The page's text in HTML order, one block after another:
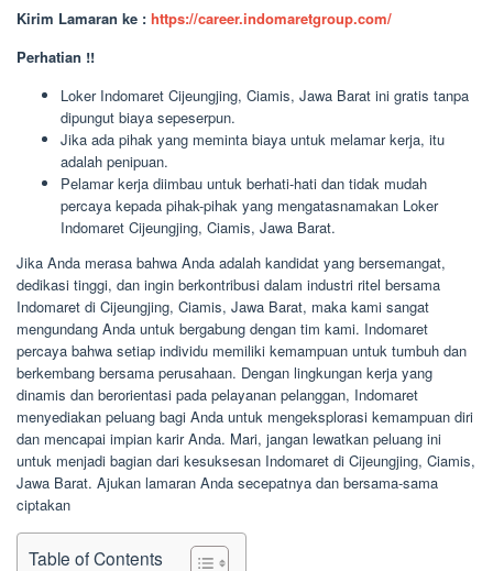
Kirim Lamaran ke : https://career.indomaretgroup.com/
Perhatian !!
Loker Indomaret Cijeungjing, Ciamis, Jawa Barat ini gratis tanpa
dipungut biaya sepeserpun.
Jika ada pihak yang meminta biaya untuk melamar kerja, itu
adalah penipuan.
Pelamar kerja diimbau untuk berhati-hati dan tidak mudah
percaya kepada pihak-pihak yang mengatasnamakan Loker
Indomaret Cijeungjing, Ciamis, Jawa Barat.
Jika Anda merasa bahwa Anda adalah kandidat yang bersemangat,
dedikasi tinggi, dan ingin berkontribusi dalam industri ritel bersama
Indomaret di Cijeungjing, Ciamis, Jawa Barat, maka kami sangat
mengundang Anda untuk bergabung dengan tim kami. Indomaret
percaya bahwa setiap individu memiliki kemampuan untuk tumbuh dan
berkembang bersama perusahaan. Dengan lingkungan kerja yang
dinamis dan berorientasi pada pelayanan pelanggan, Indomaret
menyediakan peluang bagi Anda untuk mengeksplorasi kemampuan diri
dan mencapai impian karir Anda. Mari, jangan lewatkan peluang ini
untuk menjadi bagian dari kesuksesan Indomaret di Cijeungjing, Ciamis,
Jawa Barat. Ajukan lamaran Anda secepatnya dan bersama-sama
ciptakan
Table of Contents